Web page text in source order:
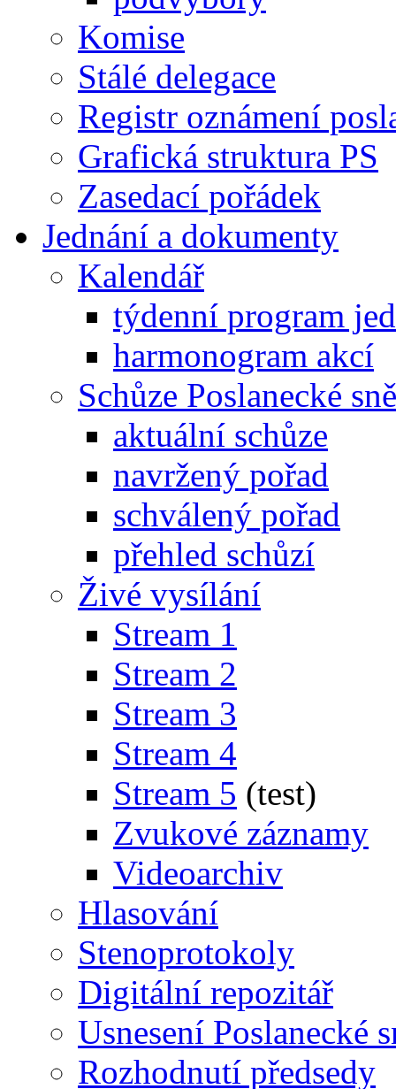
Komise
Stálé delegace
Registr oznámení
Grafická struktura PS
Zasedací pořádek
Jednání a dokumenty
Kalendář
týdenní program
harmonogram akcí
Schůze Poslanecké
aktuální schůze
navržený pořad
schválený pořad
přehled schůzí
Živé vysílání
Stream 1
Stream 2
Stream 3
Stream 4
Stream 5 (test)
Zvukové záznamy
Videoarchiv
Hlasování
Stenoprotokoly
Digitální repozitář
Usnesení Poslanecké
Rozhodnutí předsedy